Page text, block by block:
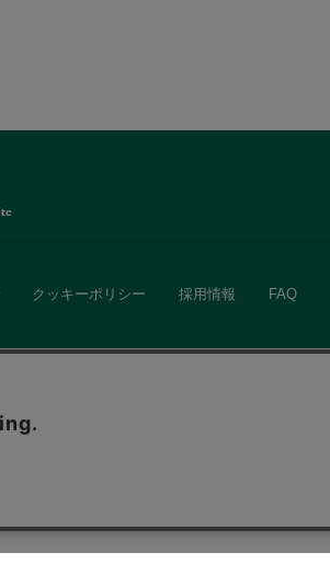
クッキーポリシー 採用情報 FAQ